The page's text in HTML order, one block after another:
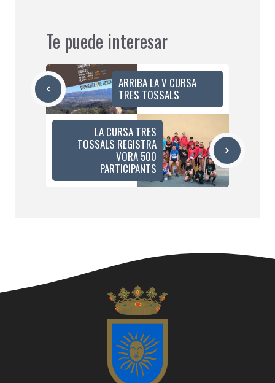
Te puede interesar
ARRIBA LA V CURSA
TRES TOSSALS
LA CURSA TRES
TOSSALS REGISTRA
VORA 500
PARTICIPANTS